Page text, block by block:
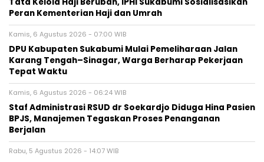
Tata Kelola Haji Berubah, IPHI Sukabumi Sosialisasikan
Peran Kementerian Haji dan Umrah
Kamis, 6 Agustus 2026 - 07:00 WIB
‎DPU Kabupaten Sukabumi Mulai Pemeliharaan Jalan
Karang Tengah–Sinagar, Warga Berharap Pekerjaan
Tepat Waktu
Kamis, 6 Agustus 2026 - 06:24 WIB
Staf Administrasi RSUD dr Soekardjo Diduga Hina Pasien
BPJS, Manajemen Tegaskan Proses Penanganan
Berjalan
Rabu, 5 Agustus 2026 - 14:07 WIB